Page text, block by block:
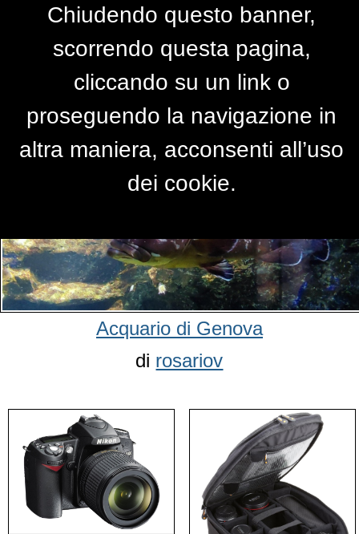
Per accedere alla versione completa del
clicca qui
PRIMO PIANO
Acquario di Genova
di rosariov
Chiudendo questo banner,
scorrendo questa pagina,
cliccando su un link o
proseguendo la navigazione in
altra maniera, acconsenti all’uso
dei cookie.